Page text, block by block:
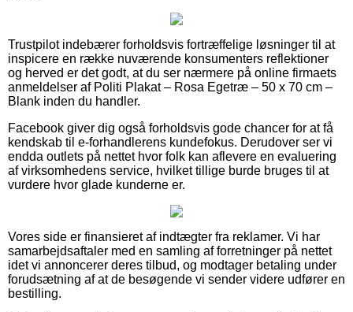
Trustpilot indebærer forholdsvis fortræffelige løsninger til at
inspicere en række nuværende konsumenters reflektioner
og herved er det godt, at du ser nærmere på online firmaets
anmeldelser af Politi Plakat – Rosa Egetræ – 50 x 70 cm –
Blank inden du handler.
Facebook giver dig også forholdsvis gode chancer for at få
kendskab til e-forhandlerens kundefokus. Derudover ser vi
endda outlets på nettet hvor folk kan aflevere en evaluering
af virksomhedens service, hvilket tillige burde bruges til at
vurdere hvor glade kunderne er.
Vores side er finansieret af indtægter fra reklamer. Vi har
samarbejdsaftaler med en samling af forretninger på nettet
idet vi annoncerer deres tilbud, og modtager betaling under
forudsætning af at de besøgende vi sender videre udfører en
bestilling.